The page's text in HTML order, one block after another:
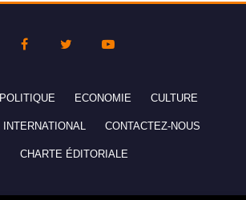
POLITIQUE ECONOMIE CULTURE
INTERNATIONAL CONTACTEZ-NOUS
CHARTE ÉDITORIALE